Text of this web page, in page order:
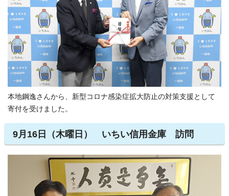
本地鋼逸さんから、新型コロナ感染症拡大防止の対策支援として
寄付を受けました。
9月16日（木曜日） いちい信用金庫 訪問